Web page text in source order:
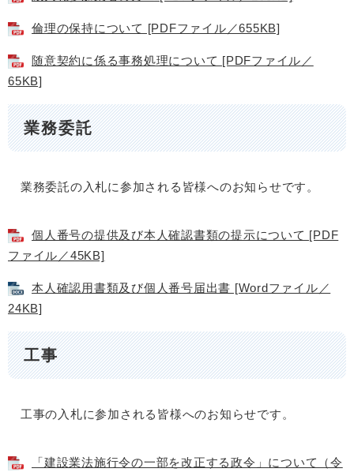
倫理の保持について [PDFファイル／655KB]
随意契約に係る事務処理について [PDFファイル／
65KB]
業務委託
業務委託の入札に参加される皆様へのお知らせです。
個人番号の提供及び本人確認書類の提示について [PDF
ファイル／45KB]
本人確認用書類及び個人番号届出書 [Wordファイル／
24KB]
工事
工事の入札に参加される皆様へのお知らせです。
「建設業法施行令の一部を改正する政令」について（令